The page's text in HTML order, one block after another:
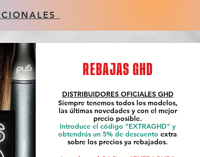
REBAJAS GHD
DISTRIBUIDORES OFICIALES GHD
Siempre tenemos todos los modelos,
las últimas novedades y con el mejor
precio posible.
Introduce el código "EXTRAGHD" y
obtendrás un 5% de descuento extra
sobre los precios ya rebajados.